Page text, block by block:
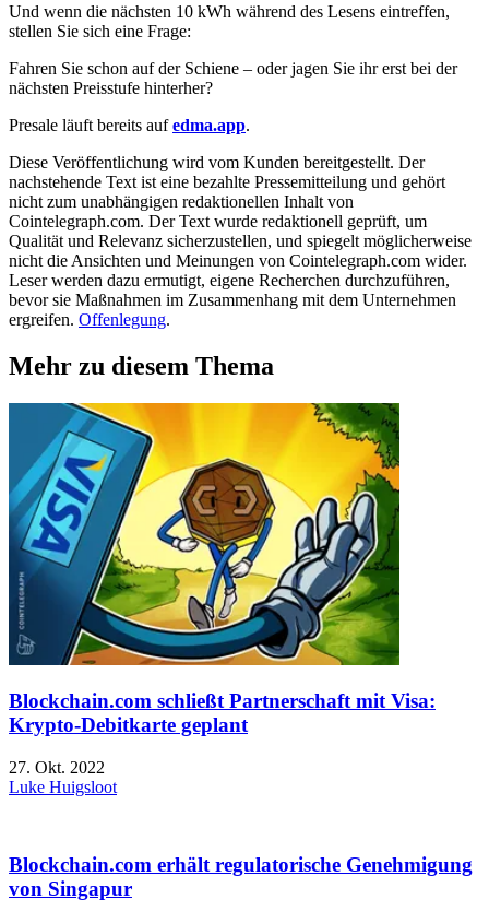
Und wenn die nächsten 10 kWh während des Lesens eintreffen,
stellen Sie sich eine Frage:
Fahren Sie schon auf der Schiene – oder jagen Sie ihr erst bei der
nächsten Preisstufe hinterher?
Presale läuft bereits aufedma.app.
Diese Veröffentlichung wird vom Kunden bereitgestellt. Der
nachstehende Text ist eine bezahlte Pressemitteilung und gehört
nicht zum unabhängigen redaktionellen Inhalt von
Cointelegraph.com. Der Text wurde redaktionell geprüft, um
Qualität und Relevanz sicherzustellen, und spiegelt möglicherweise
nicht die Ansichten und Meinungen von Cointelegraph.com wider.
Leser werden dazu ermutigt, eigene Recherchen durchzuführen,
bevor sie Maßnahmen im Zusammenhang mit dem Unternehmen
ergreifen. Offenlegung.
Mehr zu diesem Thema
Blockchain.com schließt Partnerschaft mit Visa:
Krypto-Debitkarte geplant
27. Okt. 2022
Luke Huigsloot
Blockchain.com erhält regulatorische Genehmigung
von Singapur